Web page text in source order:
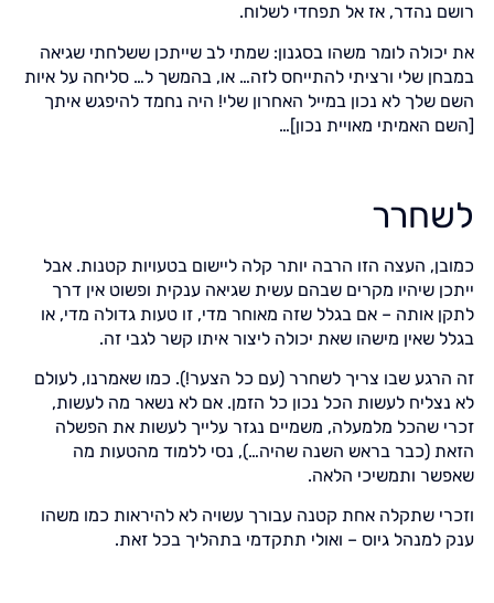
רושם נהדר, אז אל תפחדי לשלוח.
את יכולה לומר משהו בסגנון: שמתי לב שייתכן ששלחתי שגיאה
במבחן שלי ורציתי להתייחס לזה… או, בהמשך ל… סליחה על איות
השם שלך לא נכון במייל האחרון שלי! היה נחמד להיפגש איתך
[השם האמיתי מאויית נכון]…
לשחרר
כמובן, העצה הזו הרבה יותר קלה ליישום בטעויות קטנות. אבל
ייתכן שיהיו מקרים שבהם עשית שגיאה ענקית ופשוט אין דרך
לתקן אותה – אם בגלל שזה מאוחר מדי, זו טעות גדולה מדי, או
בגלל שאין מישהו שאת יכולה ליצור איתו קשר לגבי זה.
זה הרגע שבו צריך לשחרר (עם כל הצער!). כמו שאמרנו, לעולם
לא נצליח לעשות הכל נכון כל הזמן. אם לא נשאר מה לעשות,
זכרי שהכל מלמעלה, משמיים נגזר עלייך לעשות את הפשלה
הזאת (כבר בראש השנה שהיה…), נסי ללמוד מהטעות מה
שאפשר ותמשיכי הלאה.
וזכרי שתקלה אחת קטנה עבורך עשויה לא להיראות כמו משהו
ענק למנהל גיוס – ואולי תתקדמי בתהליך בכל זאת.